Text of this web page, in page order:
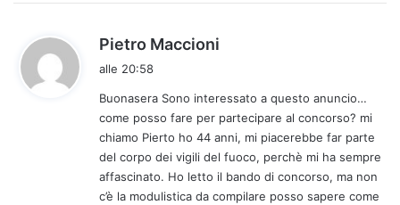
Pietro Maccioni
e
t
t
o
:
alle 20:58
Buonasera Sono interessato a questo anuncio…
come posso fare per partecipare al concorso? mi
chiamo Pierto ho 44 anni, mi piacerebbe far parte
del corpo dei vigili del fuoco, perchè mi ha sempre
affascinato. Ho letto il bando di concorso, ma non
c’è la modulistica da compilare posso sapere come